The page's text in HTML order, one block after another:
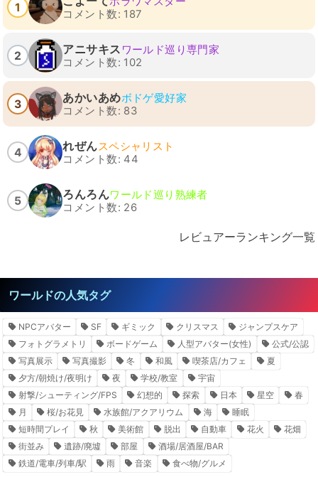
1
コメント数: 187
2 アニサキス ワールド巡り専門家
コメント数: 102
3 あかいあめボドゲ愛好家
コメント数: 83
4 れぜんスペシャリスト
コメント数: 44
5 ろんろんワールド巡り熟練者
コメント数: 26
レビュアーランキング一覧
ワールドの人気タグ
NPCアバター SF ギミック クリスマス
ジャンプスケア
フォトグラメトリ
ボードゲーム 人型アバター(女性)
公式/公認
写真展示
写真撮影 冬 和風 喫茶店/カフェ
夏
夕方/朝焼け/夜明け
夜 学校/教室
宇宙
射撃/シューティング/FPS
幻想的 探索 日本 星空
春
月
桜/お花見 水族館/アクアリウム 海
睡眠
短時間プレイ
秋 美術館 脱出 自動車 花火
花畑
街並み
遺跡/廃墟 部屋
酒場/居酒屋/BAR
鉄道/電車/列車/駅
雨 音楽 食べ物/グルメ